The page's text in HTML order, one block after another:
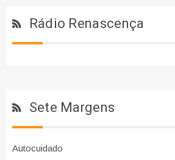
Rádio Renascença
Sete Margens
Autocuidado